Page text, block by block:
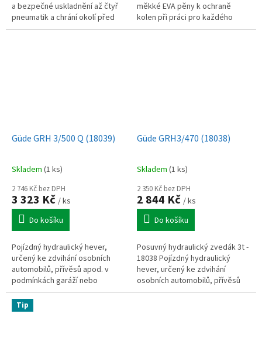
a bezpečné uskladnění až čtyř
pneumatik a chrání okolí před
nečistotami a vlhkostí.
měkké EVA pěny k ochraně
kolen při práci pro každého
automechanika, řemeslníka
Güde GRH 3/500 Q (18039)
Skladem (1 ks)
2 746 Kč bez DPH
3 323 Kč / ks
Do košíku
Pojízdný hydraulický hever,
určený ke zdvihání osobních
automobilů, přívěsů apod. v
podmínkách garáží nebo
domácích dílen (max. nosnost: 3
tuny).
Güde GRH3/470 (18038)
Skladem (1 ks)
2 350 Kč bez DPH
2 844 Kč / ks
Do košíku
Posuvný hydraulický zvedák 3t -
18038 Pojízdný hydraulický
hever, určený ke zdvihání
osobních automobilů, přívěsů
apod. v podmínkách garáží nebo
Tip